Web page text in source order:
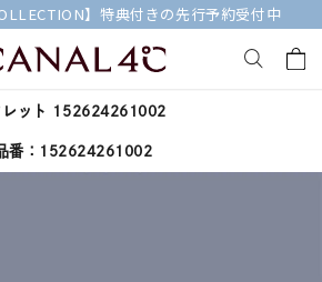
】特典付きの先行予約受付中
キーワードで検索する
レット 152624261002
番：152624261002